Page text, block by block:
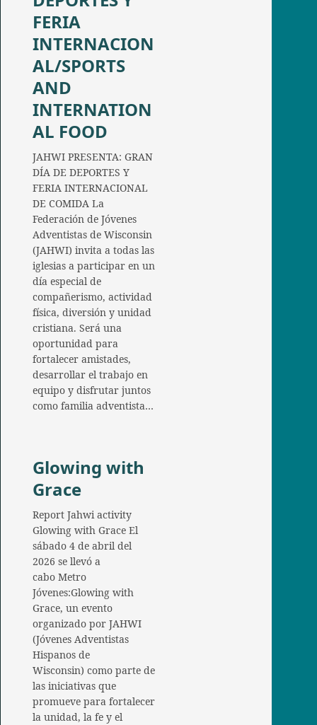
FERIA
INTERNACION
AL/SPORTS
AND
INTERNATION
AL FOOD
JAHWI PRESENTA: GRAN
DÍA DE DEPORTES Y
FERIA INTERNACIONAL
DE COMIDA La
Federación de Jóvenes
Adventistas de Wisconsin
(JAHWI) invita a todas las
iglesias a participar en un
día especial de
compañerismo, actividad
física, diversión y unidad
cristiana. Será una
oportunidad para
fortalecer amistades,
desarrollar el trabajo en
equipo y disfrutar juntos
como familia adventista…
Glowing with
Grace
Report Jahwi activity
Glowing with Grace El
sábado 4 de abril del
2026 se llevó a
cabo Metro
Jóvenes:Glowing with
Grace, un evento
organizado por JAHWI
(Jóvenes Adventistas
Hispanos de
Wisconsin) como parte de
las iniciativas que
promueve para fortalecer
la unidad, la fe y el